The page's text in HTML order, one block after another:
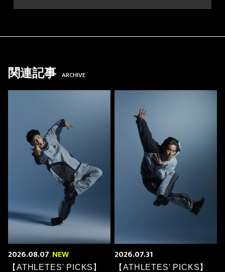
関連記事 ARCHIVE
2026.08.07 NEW
【ATHLETES' PICKS】
2026.07.31
【ATHLETES' PICKS】